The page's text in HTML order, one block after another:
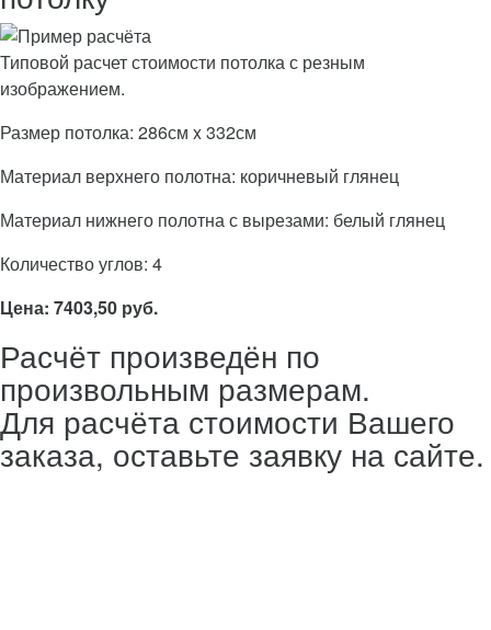
Типовой расчет стоимости потолка с резным
изображением.
Размер потолка: 286см x 332см
Материал верхнего полотна: коричневый глянец
Материал нижнего полотна с вырезами: белый глянец
Количество углов: 4
Цена: 7403,50 руб.
Расчёт произведён по
произвольным размерам.
Для расчёта стоимости Вашего
заказа, оставьте заявку на сайте.